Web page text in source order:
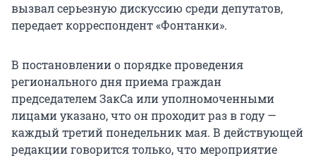
вызвал серьезную дискуссию среди депутатов,
передает корреспондент «Фонтанки».
В постановлении о порядке проведения
регионального дня приема граждан
председателем ЗакСа или уполномоченными
лицами указано, что он проходит раз в году —
каждый третий понедельник мая. В действующей
редакции говорится только, что мероприятие